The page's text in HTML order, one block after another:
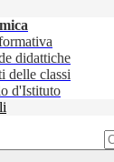
didattiche
delle classi
d'Istituto